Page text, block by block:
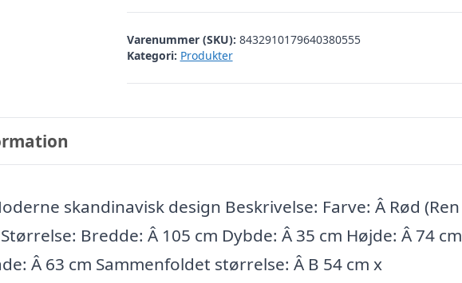
Varenummer (SKU): 8432910179640380555
Kategori: Produkter
skandinavisk design Beskrivelse: Farve: Â Rød (Ren
Bredde: Â 105 cm Dybde: Â 35 cm Højde: Â 74 cm
Â 63 cm Sammenfoldet størrelse: Â B 54 cm x